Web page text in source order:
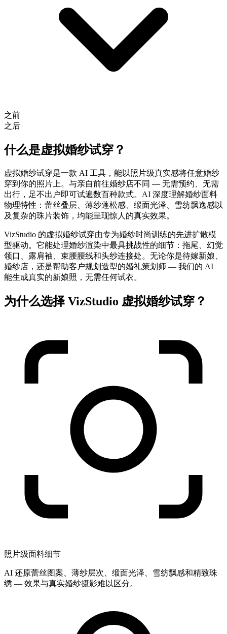
之前
之后
什么是虚拟婚纱试穿？
虚拟婚纱试穿是一款 AI 工具，能以照片级真实感将任意婚纱
穿到你的照片上。与亲自前往婚纱店不同 — 无需预约、无需
出行，足不出户即可试遍数百种款式。AI 深度理解婚纱面料
物理特性：蕾丝叠层、薄纱蓬松感、缎面光泽、雪纺飘逸感以
及复杂的珠片装饰，均能呈现惊人的真实效果。
VizStudio 的虚拟婚纱试穿由专为婚纱时尚训练的先进扩散模
型驱动。它能处理婚纱渲染中最具挑战性的细节：拖尾、幻觉
领口、露肩袖、束腰腰线和头纱连接处。无论你是待嫁新娘、
婚纱店，还是帮助客户规划造型的婚礼策划师 — 我们的 AI
能生成真实的新娘照，无需任何试衣。
为什么选择 VizStudio 虚拟婚纱试穿？
照片级面料细节
AI 还原蕾丝图案、薄纱层次、缎面光泽、雪纺飘感和精致珠
绣 — 效果与真实婚纱摄影难以区分。